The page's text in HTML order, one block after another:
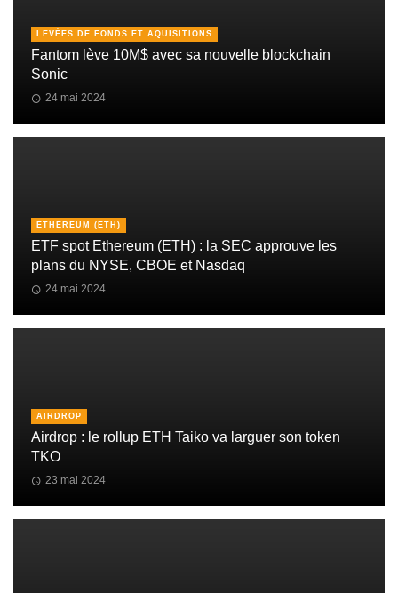
LEVÉES DE FONDS ET AQUISITIONS
Fantom lève 10M$ avec sa nouvelle blockchain
Sonic
24 mai 2024
ETHEREUM (ETH)
ETF spot Ethereum (ETH) : la SEC approuve les
plans du NYSE, CBOE et Nasdaq
24 mai 2024
AIRDROP
Airdrop : le rollup ETH Taiko va larguer son token
TKO
23 mai 2024